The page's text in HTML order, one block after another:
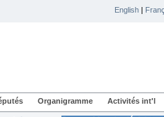
English |
Organigramme Activités int'l